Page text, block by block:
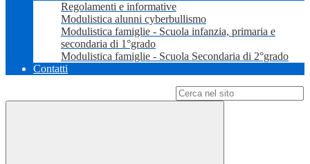
Regolamenti e informative
Modulistica alunni cyberbullismo
Modulistica famiglie - Scuola infanzia, primaria e
secondaria di 1°grado
Modulistica famiglie - Scuola Secondaria di 2°grado
Contatti